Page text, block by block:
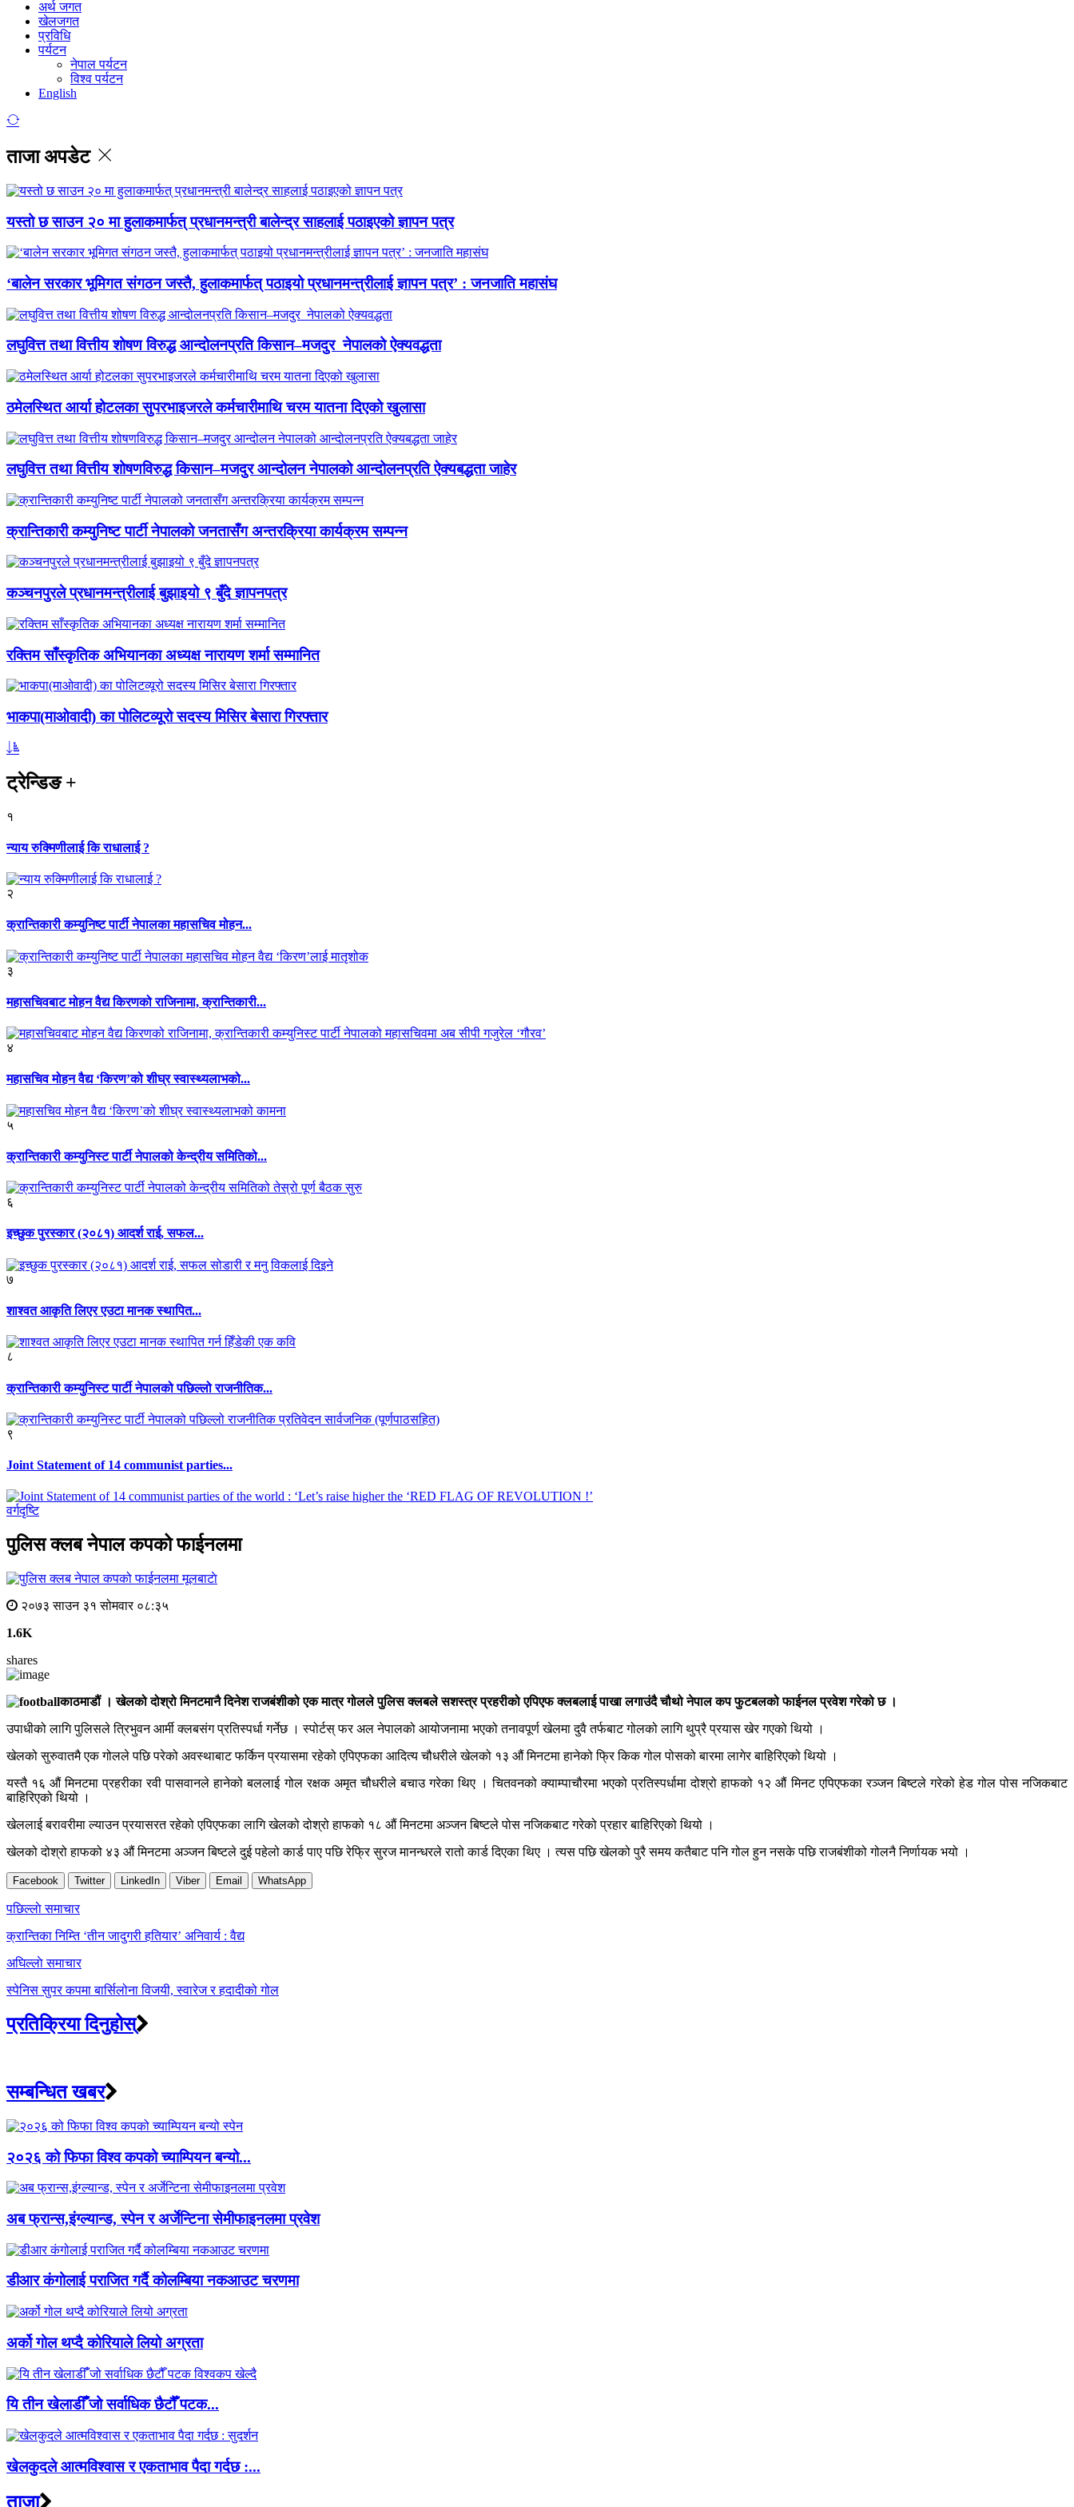
अर्थ जगत
खेलजगत
प्रविधि
पर्यटन
नेपाल पर्यटन
विश्व पर्यटन
English
ताजा अपडेट
यस्तो छ साउन २० मा हुलाकमार्फत् प्रधानमन्त्री बालेन्द्र साहलाई पठाइएको ज्ञापन पत्र
‘बालेन सरकार भूमिगत संगठन जस्तै, हुलाकमार्फत् पठाइयो प्रधानमन्त्रीलाई ज्ञापन पत्र’ : जनजाति महासंघ
लघुवित्त तथा वित्तीय शोषण विरुद्ध आन्दोलनप्रति किसान–मजदुर नेपालको ऐक्यवद्धता
ठमेलस्थित आर्या होटलका सुपरभाइजरले कर्मचारीमाथि चरम यातना दिएको खुलासा
लघुवित्त तथा वित्तीय शोषणविरुद्ध किसान–मजदुर आन्दोलन नेपालको आन्दोलनप्रति ऐक्यबद्धता जाहेर
क्रान्तिकारी कम्युनिष्ट पार्टी नेपालको जनतासँग अन्तरक्रिया कार्यक्रम सम्पन्न
कञ्चनपुरले प्रधानमन्त्रीलाई बुझाइयो ९ बुँदे ज्ञापनपत्र
रक्तिम साँस्कृतिक अभियानका अध्यक्ष नारायण शर्मा सम्मानित
भाकपा(माओवादी) का पोलिटव्यूरो सदस्य मिसिर बेसारा गिरफ्तार
ट्रेन्डिङ+
१
न्याय रुक्मिणीलाई कि राधालाई ?
२
क्रान्तिकारी कम्युनिष्ट पार्टी नेपालका महासचिव मोहन...
३
महासचिवबाट मोहन वैद्य किरणको राजिनामा, क्रान्तिकारी...
४
महासचिव मोहन वैद्य ‘किरण’को शीघ्र स्वास्थ्यलाभको...
५
क्रान्तिकारी कम्युनिस्ट पार्टी नेपालको केन्द्रीय समितिको...
६
इच्छुक पुरस्कार (२०८१) आदर्श राई, सफल...
७
शाश्वत आकृति लिएर एउटा मानक स्थापित...
८
क्रान्तिकारी कम्युनिस्ट पार्टी नेपालको पछिल्लो राजनीतिक...
९
Joint Statement of 14 communist parties...
वर्गदृष्टि
पुलिस क्लब नेपाल कपको फाईनलमा
मूलबाटाे
२०७३ साउन ३१ सोमवार ०८:३५
1.6K
shares
काठमाडौं । खेलको दोश्रो मिनटमानै दिनेश राजबंशीको एक मात्र गोलले पुलिस क्लबले सशस्त्र प्रहरीको एपिएफ क्लबलाई पाखा लगाउंदै चौथो नेपाल कप फुटबलको फाईनल प्रवेश गरेको छ ।
उपाधीको लागि पुलिसले त्रिभुवन आर्मी क्लबसंग प्रतिस्पर्धा गर्नेछ । स्पोर्टस् फर अल नेपालको आयोजनामा भएको तनावपूर्ण खेलमा दुवै तर्फबाट गोलको लागि थुप्रै प्रयास खेर गएको थियो ।
खेलको सुरुवातमै एक गोलले पछि परेको अवस्थाबाट फर्किन प्रयासमा रहेको एपिएफका आदित्य चौधरीले खेलको १३ औं मिनटमा हानेको फ्रि किक गोल पोसको बारमा लागेर बाहिरिएको थियो ।
यस्तै १६ औं मिनटमा प्रहरीका रवी पासवानले हानेको बललाई गोल रक्षक अमृत चौधरीले बचाउ गरेका थिए । चितवनको क्याम्पाचौरमा भएको प्रतिस्पर्धामा दोश्रो हाफको १२ औं मिनट एपिएफका रञ्जन बिष्टले गरेको हेड गोल पोस नजिकबाट
बाहिरिएको थियो ।
खेललाई बरावरीमा ल्याउन प्रयासरत रहेको एपिएफका लागि खेलको दोश्रो हाफको १८ औं मिनटमा अञ्जन बिष्टले पोस नजिकबाट गरेको प्रहार बाहिरिएको थियो ।
खेलको दोश्रो हाफको ४३ औं मिनटमा अञ्जन बिष्टले दुई पहेलो कार्ड पाए पछि रेफ्रि सुरज मानन्धरले रातो कार्ड दिएका थिए । त्यस पछि खेलको पुरै समय कतैबाट पनि गोल हुन नसके पछि राजबंशीको गोलनै निर्णायक भयो ।
Facebook Twitter LinkedIn Viber Email WhatsApp
Post
navigation
पछिल्लाे समाचार
क्रान्तिका निम्ति ‘तीन जादुगरी हतियार’ अनिवार्य : वैद्य
अघिल्लाे समाचार
स्पेनिस सुपर कपमा बार्सिलोना विजयी, स्वारेज र हदादीको गोल
प्रतिक्रिया दिनुहोस्
सम्बन्धित खबर
२०२६ को फिफा विश्व कपको च्याम्पियन बन्यो...
अब फ्रान्स,इंग्ल्यान्ड, स्पेन र अर्जेन्टिना सेमीफाइनलमा प्रवेश
डीआर कंगोलाई पराजित गर्दै कोलम्बिया नकआउट चरणमा
अर्को गोल थप्दै कोरियाले लियो अग्रता
यि तीन खेलाडीँँ जो सर्वाधिक छैटौँ पटक...
खेलकुदले आत्मविश्वास र एकताभाव पैदा गर्दछ :...
ताजा